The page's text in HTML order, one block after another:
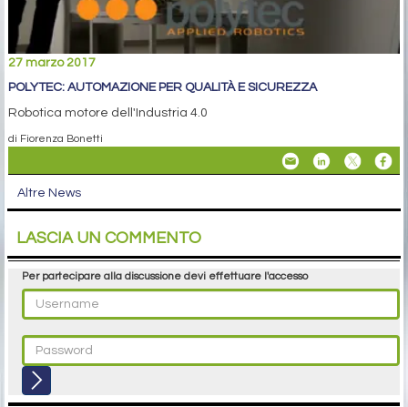
27 marzo 2017
POLYTEC: AUTOMAZIONE PER QUALITÀ E SICUREZZA
Robotica motore dell'Industria 4.0
di Fiorenza Bonetti
Altre News
LASCIA UN COMMENTO
Per partecipare alla discussione devi effettuare l'accesso